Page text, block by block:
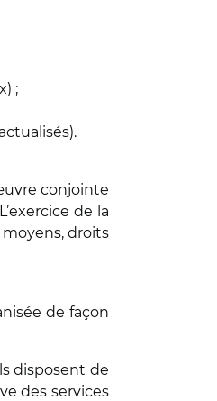
;
conjointe
L’exercice de la
droits
de façon
disposent de
des services